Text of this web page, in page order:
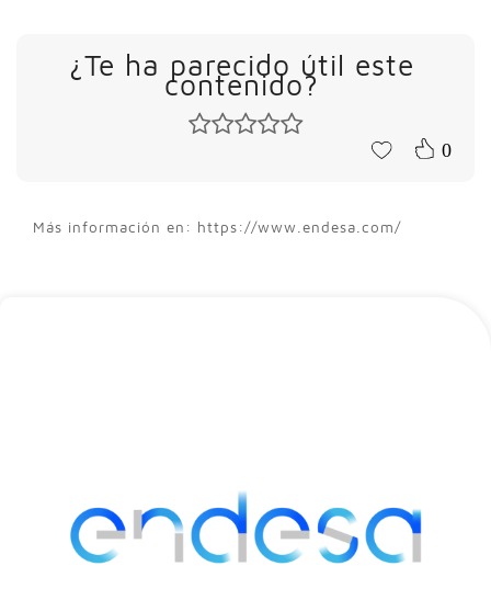
¿Te ha parecido útil este
contenido?
0
Más información en: https://www.endesa.com/